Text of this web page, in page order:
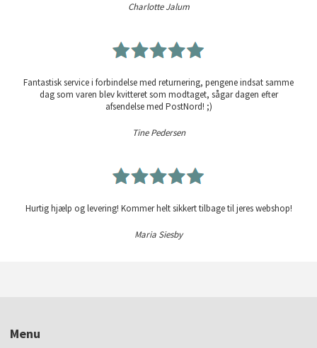
Charlotte Jalum
Fantastisk service i forbindelse med returnering, pengene indsat samme
dag som varen blev kvitteret som modtaget, sågar dagen efter
afsendelse med PostNord! ;)
Tine Pedersen
Hurtig hjælp og levering! Kommer helt sikkert tilbage til jeres webshop!
Maria Siesby
Menu